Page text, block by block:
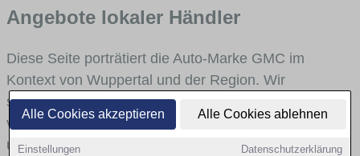
Alle Cookies akzeptieren Alle Cookies ablehnen
Einstellungen Datenschutzerklärung
Angebote lokaler Händler
Diese Seite porträtiert die Auto-Marke GMC im
Kontext von Wuppertal und der Region. Wir
skizzieren, in welchen Fahrzeugklassen GMC stark
vertreten ist, welche Modellreihen häufig im Stadt-
und Umlandverkehr zu sehen sind und für welche